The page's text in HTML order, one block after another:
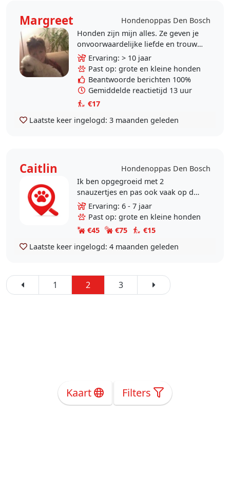
Margreet
Hondenoppas Den Bosch
Honden zijn mijn alles. Ze geven je
onvoorwaardelijke liefde en trouw.
Ik ben een grote dierenliefhebber
met een voorkeur voor honden en
paarden...
Ervaring: > 10 jaar
Past op: grote en kleine honden
Beantwoorde berichten 100%
Gemiddelde reactietijd 13 uur
€17
Laatste keer ingelogd: 3 maanden geleden
Caitlin
Hondenoppas Den Bosch
Ik ben opgegroeid met 2
snauzertjes en pas ook vaak op de
hondjes van vriendinnetjes. Heb
zelf nog geen hondje dus heb alle
tijd voor die jou.
Ervaring: 6 - 7 jaar
Past op: grote en kleine honden
€45
€75
€15
Laatste keer ingelogd: 4 maanden geleden
1 2 3
Kaart Filters